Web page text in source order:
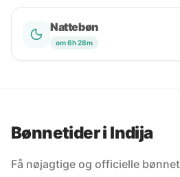
Nattebøn
om 6h 28m
Bønnetider i Indija
Få nøjagtige og officielle